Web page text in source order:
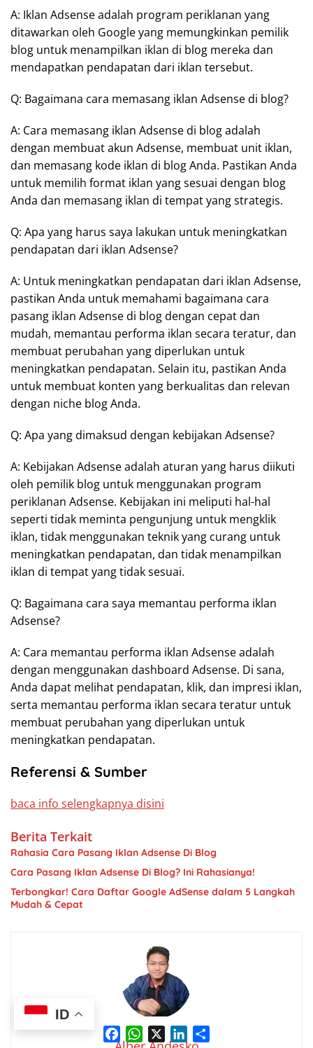
A: Iklan Adsense adalah program periklanan yang
ditawarkan oleh Google yang memungkinkan pemilik
blog untuk menampilkan iklan di blog mereka dan
mendapatkan pendapatan dari iklan tersebut.
Q: Bagaimana cara memasang iklan Adsense di blog?
A: Cara memasang iklan Adsense di blog adalah
dengan membuat akun Adsense, membuat unit iklan,
dan memasang kode iklan di blog Anda. Pastikan Anda
untuk memilih format iklan yang sesuai dengan blog
Anda dan memasang iklan di tempat yang strategis.
Q: Apa yang harus saya lakukan untuk meningkatkan
pendapatan dari iklan Adsense?
A: Untuk meningkatkan pendapatan dari iklan Adsense,
pastikan Anda untuk memahami bagaimana cara
pasang iklan Adsense di blog dengan cepat dan
mudah, memantau performa iklan secara teratur, dan
membuat perubahan yang diperlukan untuk
meningkatkan pendapatan. Selain itu, pastikan Anda
untuk membuat konten yang berkualitas dan relevan
dengan niche blog Anda.
Q: Apa yang dimaksud dengan kebijakan Adsense?
A: Kebijakan Adsense adalah aturan yang harus diikuti
oleh pemilik blog untuk menggunakan program
periklanan Adsense. Kebijakan ini meliputi hal-hal
seperti tidak meminta pengunjung untuk mengklik
iklan, tidak menggunakan teknik yang curang untuk
meningkatkan pendapatan, dan tidak menampilkan
iklan di tempat yang tidak sesuai.
Q: Bagaimana cara saya memantau performa iklan
Adsense?
A: Cara memantau performa iklan Adsense adalah
dengan menggunakan dashboard Adsense. Di sana,
Anda dapat melihat pendapatan, klik, dan impresi iklan,
serta memantau performa iklan secara teratur untuk
membuat perubahan yang diperlukan untuk
meningkatkan pendapatan.
Referensi & Sumber
baca info selengkapnya disini
Berita Terkait
Rahasia Cara Pasang Iklan Adsense Di Blog
Cara Pasang Iklan Adsense Di Blog? Ini Rahasianya!
Terbongkar! Cara Daftar Google AdSense dalam 5 Langkah
Mudah & Cepat
a
W
h
i
ID